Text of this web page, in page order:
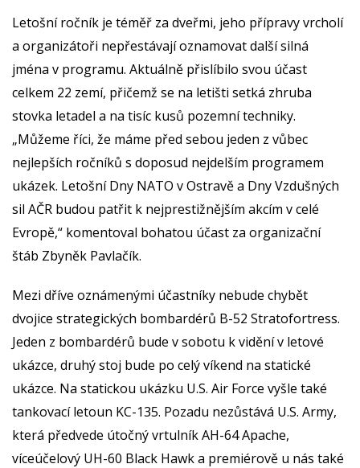
Letošní ročník je téměř za dveřmi, jeho přípravy vrcholí
a organizátoři nepřestávají oznamovat další silná
jména v programu. Aktuálně přislíbilo svou účast
celkem 22 zemí, přičemž se na letišti setká zhruba
stovka letadel a na tisíc kusů pozemní techniky.
„Můžeme říci, že máme před sebou jeden z vůbec
nejlepších ročníků s doposud nejdelším programem
ukázek. Letošní Dny NATO v Ostravě a Dny Vzdušných
sil AČR budou patřit k nejprestižnějším akcím v celé
Evropě,“ komentoval bohatou účast za organizační
štáb Zbyněk Pavlačík.
Mezi dříve oznámenými účastníky nebude chybět
dvojice strategických bombardérů B-52 Stratofortress.
Jeden z bombardérů bude v sobotu k vidění v letové
ukázce, druhý stoj bude po celý víkend na statické
ukázce. Na statickou ukázku U.S. Air Force vyšle také
tankovací letoun KC-135. Pozadu nezůstává U.S. Army,
která předvede útočný vrtulník AH-64 Apache,
víceúčelový UH-60 Black Hawk a premiérově u nás také